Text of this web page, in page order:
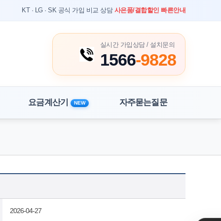
KT · LG · SK 공식 가입 비교 상담 사은품/결합할인 빠른안내
실시간 가입상담 / 설치문의
1566-9828
요금계산기 NEW 자주묻는질문
2026-04-27